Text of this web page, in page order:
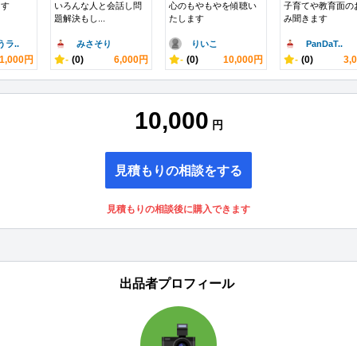
ラ..
1,000円
いろんな人と会話し問
題解決もし...
みさそり
- (0) 6,000円
心のもやもやを傾聴い
たします
りいこ
- (0) 10,000円
子育てや教育面の
み聞きます
PanDaT..
- (0)
10,000 円
見積もりの相談をする
見積もりの相談後に購入できます
出品者プロフィール